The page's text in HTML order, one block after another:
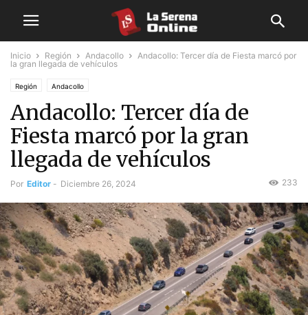
Inicio Región Andacollo
Andacollo: Tercer día de Fiesta marcó por
la gran llegada de vehículos
Región Andacollo
Andacollo: Tercer día de
Fiesta marcó por la gran
llegada de vehículos
Por Editor - Diciembre 26, 2024 233